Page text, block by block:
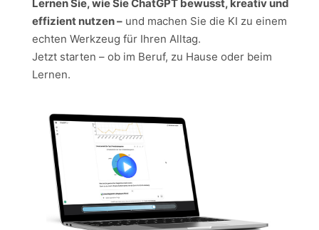
Lernen Sie, wie Sie ChatGPT bewusst, kreativ und
effizient nutzen – und machen Sie die KI zu einem
echten Werkzeug für Ihren Alltag.
Jetzt starten – ob im Beruf, zu Hause oder beim
Lernen.